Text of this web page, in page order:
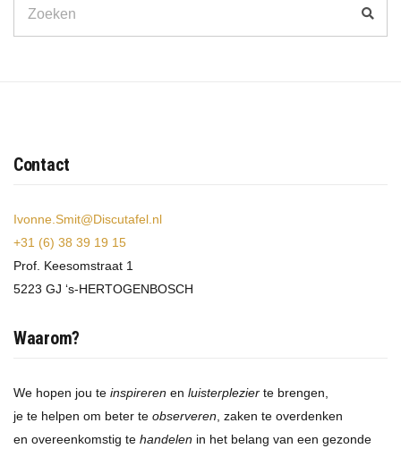
for:
Contact
Ivonne.Smit@Discutafel.nl
+31 (6) 38 39 19 15
Prof. Keesomstraat 1
5223 GJ ‘s-HERTOGENBOSCH
Waarom?
We hopen jou te inspireren en luisterplezier te brengen,
je te helpen om beter te observeren , zaken te overdenken
en overeenkomstig te handelen in het belang van een gezonde